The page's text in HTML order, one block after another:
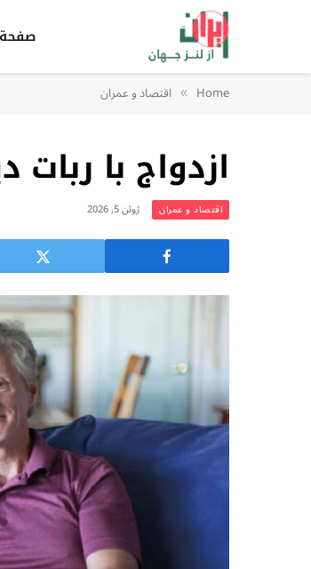
Home
» اقتصاد و عمران
ازدواج با
اقتصاد و عمران ژوئن 5, 2026